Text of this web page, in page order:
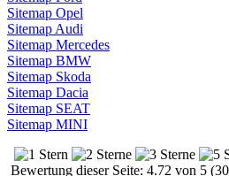
Sitemap Opel
Sitemap Audi
Sitemap Mercedes
Sitemap BMW
Sitemap Skoda
Sitemap Dacia
Sitemap SEAT
Sitemap MINI
Bewertung dieser Seite: 4.72 von 5